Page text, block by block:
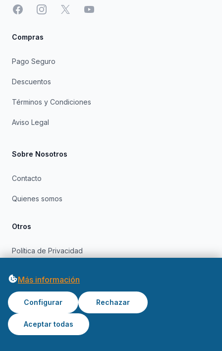
FacebookInstagram
X YouTube
Compras
Pago Seguro
Descuentos
Términos y Condiciones
Aviso Legal
Sobre Nosotros
Contacto
Quienes somos
Otros
Política de Privacidad
© 2026 OfertasInformatica. Todos los derechos reservados.
Más información
Configurar Rechazar
Aceptar todas